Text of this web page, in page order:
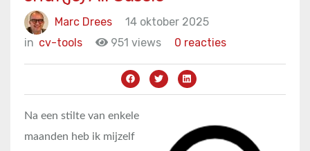
Marc Drees
14 oktober 2025
in cv-tools 951 views 0 reacties
Na een stilte van enkele
maanden heb ik mijzelf